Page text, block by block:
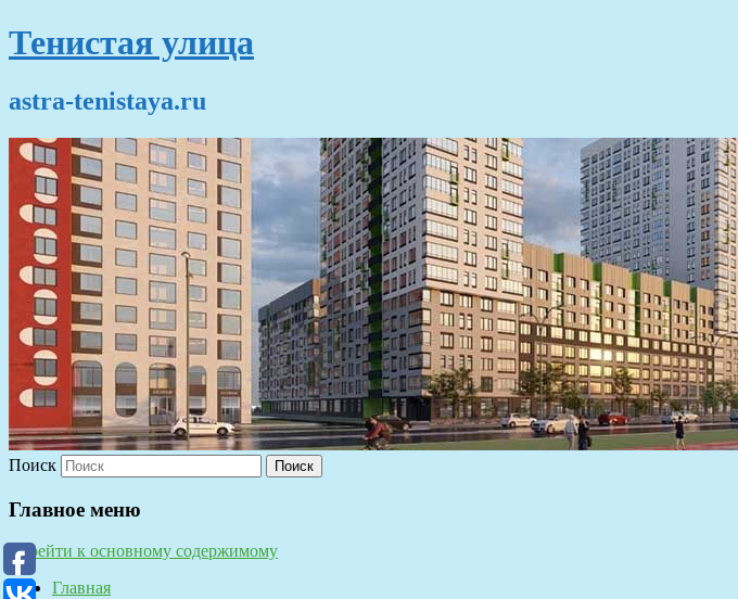
Тенистая улица
astra-tenistaya.ru
Поиск
Главное меню
Перейти к основному содержимому
Главная